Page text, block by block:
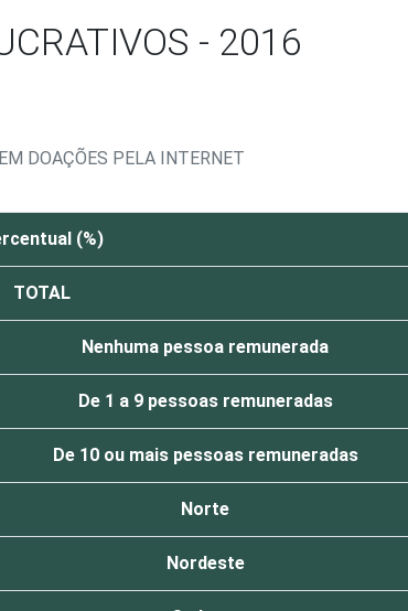
- 2016
DOAÇÕES PELA INTERNET
(%)
TOTAL
Nenhuma pessoa remunerada
De 1 a 9 pessoas remuneradas
De 10 ou mais pessoas remuneradas
Norte
Nordeste